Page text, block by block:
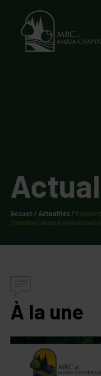
Accueil / Actualités /
forestier intégré
À la une